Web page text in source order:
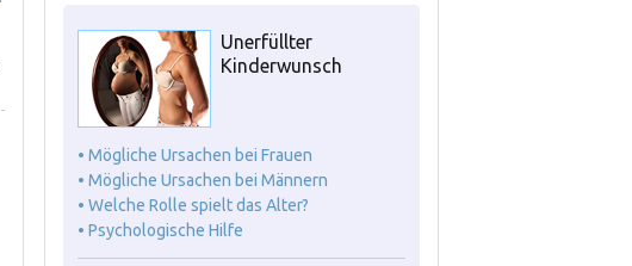
Unerfüllter
Kinderwunsch
• Mögliche Ursachen bei Frauen
• Mögliche Ursachen bei Männern
• Welche Rolle spielt das Alter?
• Psychologische Hilfe